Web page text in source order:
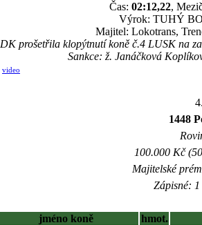
Čas: 02:12,22,
Výrok: TUHÝ
Majitel: Lokotrans,
DK prošetřila klopýtnutí koně č.4 LUSK na
Sankce: ž. Janáčková
video
1448
100.000 Kč
Majitelské
Zápisné:
jméno koně
hmot.